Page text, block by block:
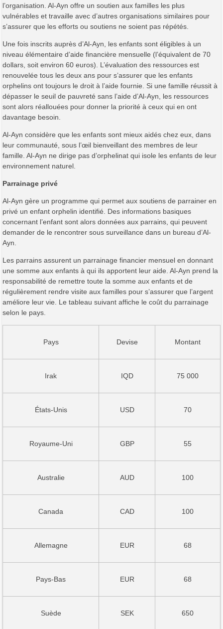
l’organisation. Al-Ayn offre un soutien aux familles les plus
vulnérables et travaille avec d’autres organisations similaires pour
s’assurer que les efforts ou soutiens ne soient pas répétés.
Une fois inscrits auprès d’Al-Ayn, les enfants sont éligibles à un
niveau élémentaire d’aide financière mensuelle (l’équivalent de 70
dollars, soit environ 60 euros). L’évaluation des ressources est
renouvelée tous les deux ans pour s’assurer que les enfants
orphelins ont toujours le droit à l’aide fournie. Si une famille réussit à
dépasser le seuil de pauvreté sans l’aide d’Al-Ayn, les ressources
sont alors réallouées pour donner la priorité à ceux qui en ont
davantage besoin.
Al-Ayn considère que les enfants sont mieux aidés chez eux, dans
leur communauté, sous l’œil bienveillant des membres de leur
famille. Al-Ayn ne dirige pas d’orphelinat qui isole les enfants de leur
environnement naturel.
Parrainage privé
Al-Ayn gère un programme qui permet aux soutiens de parrainer en
privé un enfant orphelin identifié. Des informations basiques
concernant l’enfant sont alors données aux parrains, qui peuvent
demander de le rencontrer sous surveillance dans un bureau d’Al-
Ayn.
Les parrains assurent un parrainage financier mensuel en donnant
une somme aux enfants à qui ils apportent leur aide. Al-Ayn prend la
responsabilité de remettre toute la somme aux enfants et de
régulièrement rendre visite aux familles pour s’assurer que l’argent
améliore leur vie. Le tableau suivant affiche le coût du parrainage
selon le pays.
Pays Devise Montant
Irak IQD 75 000
États-Unis USD 70
Royaume-Uni GBP 55
Australie AUD 100
Canada CAD 100
Allemagne EUR 68
Pays-Bas EUR 68
Suède SEK 650